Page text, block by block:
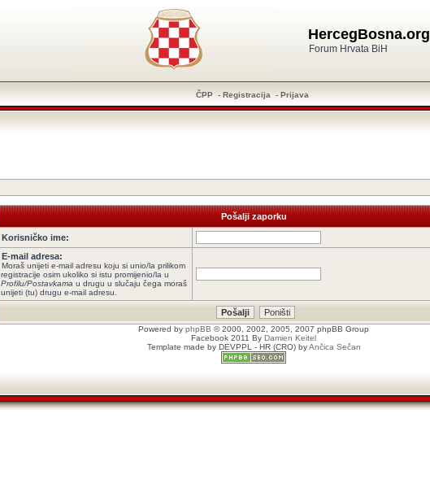
HercegBosna.org
Forum Hrvata BiH
ČPP - Registracija - Prijava
Pošalji zaporku
Korisničko ime:
E-mail adresa:
Moraš unijeti e-mail adresu koju si unio/la prilikom
registracije osim ukoliko si istu promijenio/la u
Profilu/Postavkama u drugu u slučaju čega moraš
unijeti (tu) drugu e-mail adresu.
Powered by phpBB © 2000, 2002, 2005, 2007 phpBB Group
Facebook 2011 By Damien Keitel
Template made by DEVPPL - HR (CRO) byAnčica Sečan